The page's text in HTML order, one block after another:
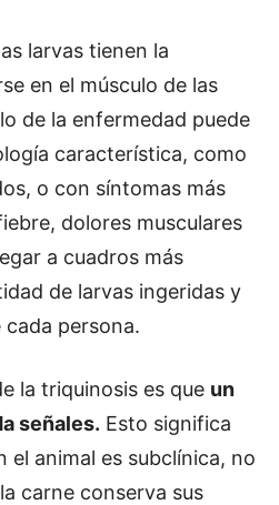
larvas tienen la
en el músculo de las
de la enfermedad puede
característica, como
o con síntomas más
dolores musculares
a cuadros más
de larvas ingeridas y
cada persona.
la triquinosis es que un
señales. Esto significa
el animal es subclínica, no
carne conserva sus